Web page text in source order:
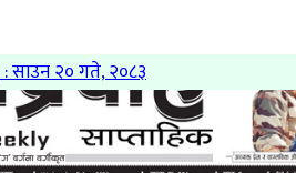
: साउन २० गते, २०८३